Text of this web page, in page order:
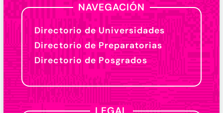
NAVEGACIÓN
Directorio de Universidades
Directorio de Preparatorias
Directorio de Posgrados